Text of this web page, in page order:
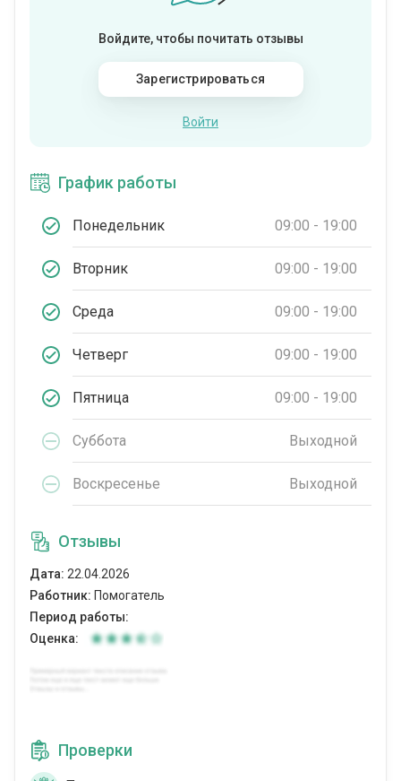
Войдите, чтобы почитать отзывы
Зарегистрироваться
Войти
График работы
Понедельник 09:00 - 19:00
Вторник 09:00 - 19:00
Среда 09:00 - 19:00
Четверг 09:00 - 19:00
Пятница 09:00 - 19:00
Суббота Выходной
Воскресенье Выходной
Отзывы
Дата: 22.04.2026
Работник: Помогатель
Период работы:
Оценка:
Проверки